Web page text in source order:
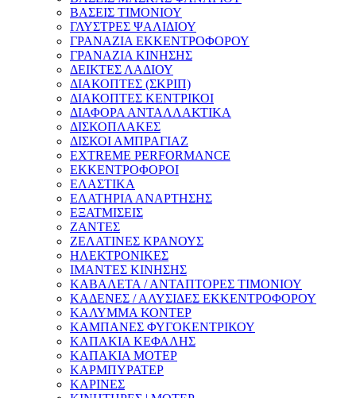
ΒΑΣΕΙΣ ΤΙΜΟΝΙΟΥ
ΓΛΥΣΤΡΕΣ ΨΑΛΙΔΙΟΥ
ΓΡΑΝΑΖΙΑ ΕΚΚΕΝΤΡΟΦΟΡΟΥ
ΓΡΑΝΑΖΙΑ ΚΙΝΗΣΗΣ
ΔΕΙΚΤΕΣ ΛΑΔΙΟΥ
ΔΙΑΚΟΠΤΕΣ (ΣΚΡΙΠ)
ΔΙΑΚΟΠΤΕΣ ΚΕΝΤΡΙΚΟΙ
ΔΙΑΦΟΡΑ ΑΝΤΑΛΛΑΚΤΙΚΑ
ΔΙΣΚΟΠΛΑΚΕΣ
ΔΙΣΚΟΙ ΑΜΠΡΑΓΙΑΖ
EXTREME PERFORMANCE
ΕΚΚΕΝΤΡΟΦΟΡΟΙ
ΕΛΑΣΤΙΚΑ
ΕΛΑΤΗΡΙΑ ΑΝΑΡΤΗΣΗΣ
ΕΞΑΤΜΙΣΕΙΣ
ΖΑΝΤΕΣ
ΖΕΛΑΤΙΝΕΣ ΚΡΑΝΟΥΣ
ΗΛΕΚΤΡΟΝΙΚΕΣ
ΙΜΑΝΤΕΣ ΚΙΝΗΣΗΣ
ΚΑΒΑΛΕΤΑ / ΑΝΤΑΠΤΟΡΕΣ ΤΙΜΟΝΙΟΥ
ΚΑΔΕΝΕΣ / ΑΛΥΣΙΔΕΣ ΕΚΚΕΝΤΡΟΦΟΡΟΥ
ΚΑΛΥΜΜΑ ΚΟΝΤΕΡ
ΚΑΜΠΑΝΕΣ ΦΥΓΟΚΕΝΤΡΙΚΟΥ
ΚΑΠΑΚΙΑ ΚΕΦΑΛΗΣ
ΚΑΠΑΚΙΑ ΜΟΤΕΡ
ΚΑΡΜΠΥΡΑΤΕΡ
ΚΑΡΙΝΕΣ